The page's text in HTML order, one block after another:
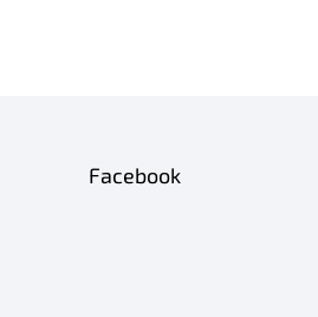
Facebook